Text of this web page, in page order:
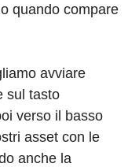
quando compare
avviare
sul tasto
verso il basso
asset con le
anche la